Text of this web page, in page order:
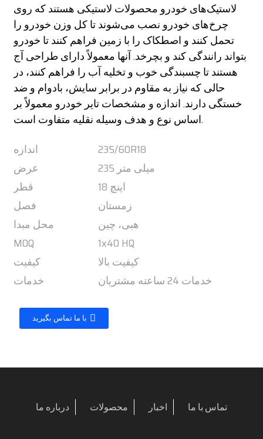
لاستیک‌های خودرو محصولات لاستیکی هستند که روی
چرخ‌های خودرو نصب می‌شوند تا کل وزن خودرو را
تحمل کنند و اصطکاک را با زمین فراهم کنند تا خودرو
بتواند رانندگی کند و بچرخد. آنها معمولاً دارای طراحی آج
هستند تا چسبندگی خوب و تخلیه آب را فراهم کنند، در
حالی که نیاز به مقاوم در برابر سایش، بادوام و ضد
خستگی دارند. اندازه و مشخصات تایر خودرو معمولاً بر
اساس نوع و هدف وسیله نقلیه متفاوت است.
اندازه
235/60R18
عرض
235 میلی متر
قطر
18 اینچ
فصل
زمستان
محل مبدا
هبی، چین
MOQ
1x40 HQ
کیفیت
کیفیت بالا
خدمات
خدمات 24 ساعته مشتریان
با ما تماس بگیرید
درباره ما محصولات اخبار تماس با ما